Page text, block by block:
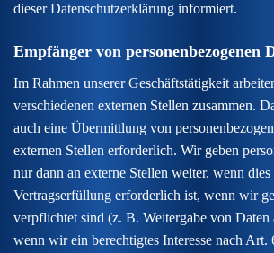
dieser Datenschutzerklärung informiert.
Empfänger von personenbezogenen
Im Rahmen unserer Geschäftstätigkeit
verschiedenen externen Stellen zusammen.
auch eine Übermittlung von
externen Stellen erforderlich. Wir geben
nur dann an externe Stellen weiter, wenn
Vertragserfüllung erforderlich ist, wenn wir
verpflichtet sind (z. B. Weitergabe von Daten
wenn wir ein berechtigtes Interesse nach